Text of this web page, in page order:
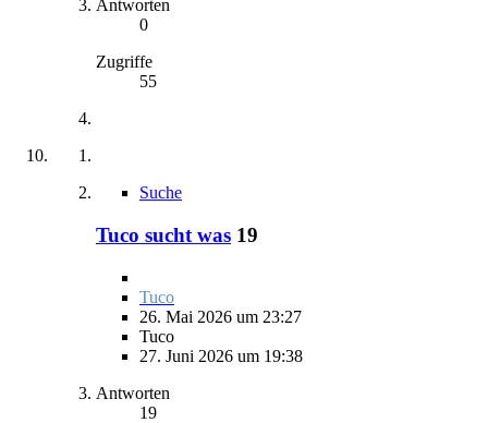
Antworten
0
Zugriffe
55
Suche
Tuco sucht was 19
Tuco
26. Mai 2026 um 23:27
Tuco
27. Juni 2026 um 19:38
Antworten
19